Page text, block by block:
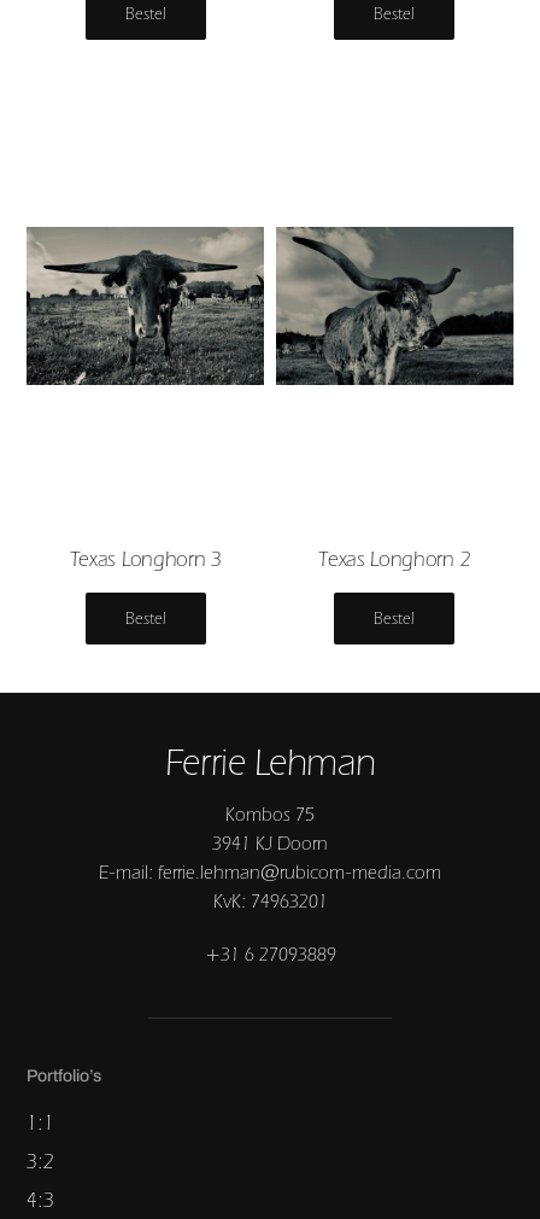
Bestel Bestel
Texas Longhorn 3
Bestel
Texas Longhorn 2
Bestel
Ferrie Lehman
Kombos 75
3941 KJ Doorn
E-mail: ferrie.lehman@rubicom-media.com
KvK: 74963201
+31 6 27093889
Portfolio’s
1:1
3:2
4:3